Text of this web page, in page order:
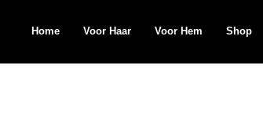
Home Voor Haar Voor Hem Shop